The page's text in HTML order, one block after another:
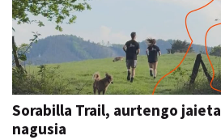
Sorabilla Trail, aurtengo
nagusia